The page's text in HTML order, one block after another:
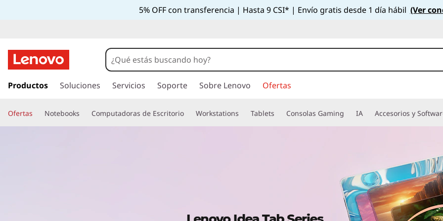
b
e
5% OFF con transferencia | Hasta 9 CSI* | Envío gratis desde 1 día hábil (Ver
r
c
o
Productos Soluciones Servicios Soporte Sobre Lenovo Ofertas
Ofertas Notebooks Computadoras de Escritorio Workstations Tablets Consolas Gaming IA Accesorios y